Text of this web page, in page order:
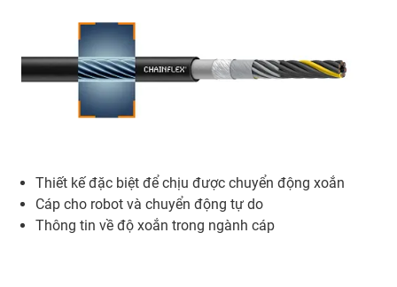
Thiết kế đặc biệt để chịu được chuyển động xoắn
Cáp cho robot và chuyển động tự do
Thông tin về độ xoắn trong ngành cáp